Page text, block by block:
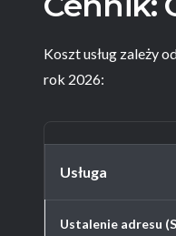
Koszt usług zależy
rok 2026:
Usługa
Ustalenie adresu